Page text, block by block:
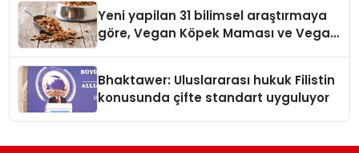
Yeni yapilan 31 bilimsel araştırmaya
göre, Vegan Köpek Maması ve Vegan
Bhaktawer: Uluslararası hukuk Filistin
konusunda çifte standart uyguluyor